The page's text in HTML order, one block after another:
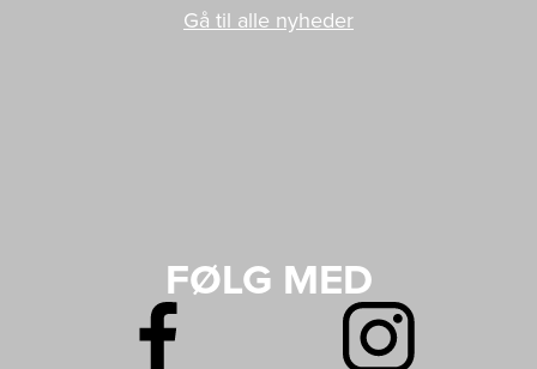
Gå til alle nyheder
FØLG MED